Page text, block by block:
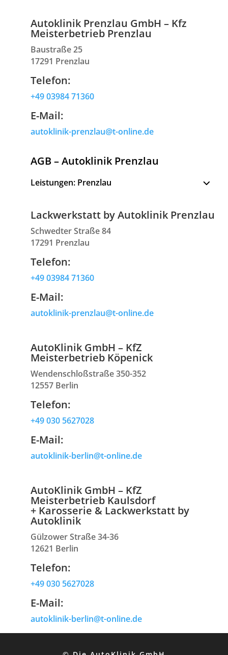
Autoklinik Prenzlau GmbH – Kfz
Meisterbetrieb Prenzlau
Baustraße 25
17291 Prenzlau
Telefon:
+49 03984 71360
E-Mail:
autoklinik-prenzlau@t-online.de
AGB – Autoklinik Prenzlau
Leistungen: Prenzlau 3
Lackwerkstatt by Autoklinik Prenzlau
Schwedter Straße 84
17291 Prenzlau
Telefon:
+49 03984 71360
E-Mail:
autoklinik-prenzlau@t-online.de
AutoKlinik GmbH – KfZ
Meisterbetrieb Köpenick
Wendenschloßstraße 350-352
12557 Berlin
Telefon:
+49 030 5627028
E-Mail:
autoklinik-berlin@t-online.de
AutoKlinik GmbH – KfZ
Meisterbetrieb Kaulsdorf
+ Karosserie & Lackwerkstatt by
Autoklinik
Gülzower Straße 34-36
12621 Berlin
Telefon:
+49 030 5627028
E-Mail:
autoklinik-berlin@t-online.de